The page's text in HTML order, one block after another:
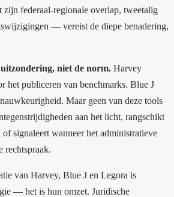
federaal-regionale overlap, tweetalig
— vereist de diepe benadering,
niet de norm. Harvey
het publiceren van benchmarks. Blue J
Maar geen van deze tools
aan het licht, rangschikt
signaleert wanneer het administratieve
rechtspraak.
van Harvey, Blue J en Legora is
— het is hun omzet. Juridische